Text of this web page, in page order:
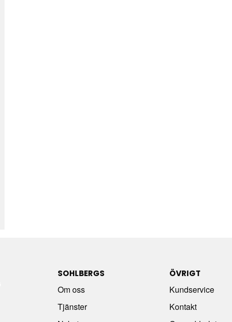
SOHLBERGS
Om oss
Tjänster
ÖVRIGT
Kundservice
Kontakt